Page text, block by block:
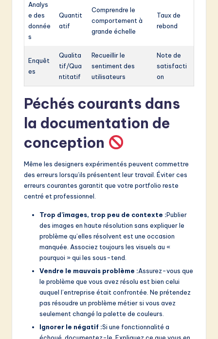
Analys
e des
donnée
s
Quantit
atif
Comprendre le
comportement à
grande échelle
Taux de
rebond
Enquêt
es
Qualita
tif/Qua
ntitatif
Recueillir le
sentiment des
utilisateurs
Note de
satisfacti
on
Péchés courants dans
la documentation de
conception
Même les designers expérimentés peuvent commettre
des erreurs lorsqu’ils présentent leur travail. Éviter ces
erreurs courantes garantit que votre portfolio reste
centré et professionnel.
Trop d’images, trop peu de contexte :Publier
des images en haute résolution sans expliquer le
problème qu’elles résolvent est une occasion
manquée. Associez toujours les visuels au «
pourquoi » qui les sous-tend.
Vendre le mauvais problème :Assurez-vous que
le problème que vous avez résolu est bien celui
auquel l’entreprise était confrontée. Ne prétendez
pas résoudre un problème métier si vous avez
seulement changé la palette de couleurs.
Ignorer le négatif :Si une fonctionnalité a